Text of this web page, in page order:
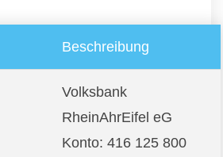
Beschreibung
Volksbank
RheinAhrEifel eG
Konto: 416 125 800